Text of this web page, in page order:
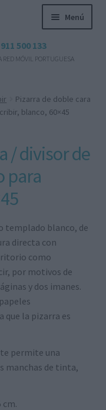
Menú
el
911 500 133
RED MÓVIL PORTUGUESA
Pizarra de doble cara
blanco, 60×45
/ divisor de
para
templado blanco, de
directa con
como
por motivos de
y dos imanes.
la pizarra es
permite una
manchas de tinta,
cm.